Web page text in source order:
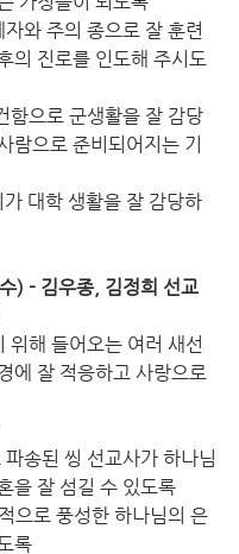
와 주의 종으로 잘 훈련
의 진로를 인도해 주시도
함으로 군생활을 잘 감당
람으로 준비되어지는 기
) - 김우종, 김정희 선교
위해 들어오는 여러 새선
에 잘 적응하고 사랑으로
송된 씽 선교사가 하나님
을 잘 섬길 수 있도록
으로 풍성한 하나님의 은
록